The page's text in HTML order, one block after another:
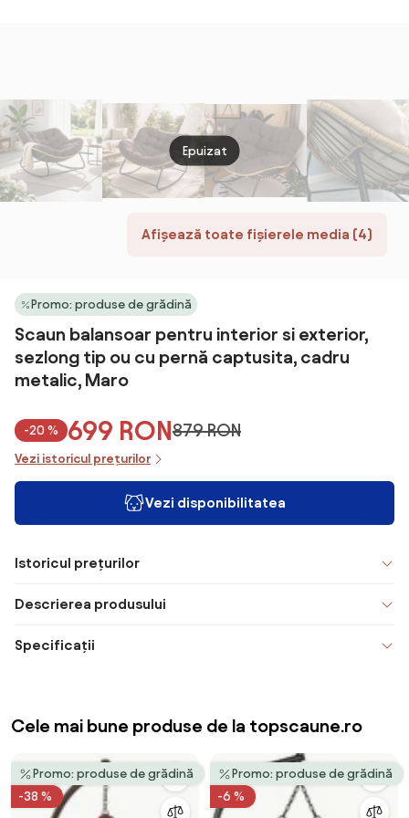
Bej | Aosom
Romania
pliabil, cu perne
detasabile,
pentru interior,
gazon, grădină,
Bej
și
Maro
Afișează toate fișierele media (4)
Epuizat
Promo: produse de grădină
Scaun balansoar pentru interior si exterior,
sezlong tip ou cu pernă captusita, cadru
metalic, Maro
-20 % 699 RON879 RON
Vezi istoricul prețurilor
Vezi disponibilitatea
Istoricul prețurilor
Descrierea produsului
Specificații
Cele mai bune produse de la topscaune.ro
Promo: produse de grădină
-38 %
Promo: produse de grădină
-6 %